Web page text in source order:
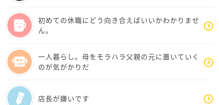
ストレスで胃酸過多や逆流性気味になると体に良くな
いものがほしくなり、悪循環起こしていました。とり
あえず、これはお薬に頼るのが手っ取り早いです（経
験談）
周りにも話してみてください、必ずお仲間が近くにい
ます。
初めての休職にどう向き合えばいいかわかりませ
ん。
一人暮らし。母をモラハラ父親の元に置いていく
のが気がかりだ
店長が嫌いです